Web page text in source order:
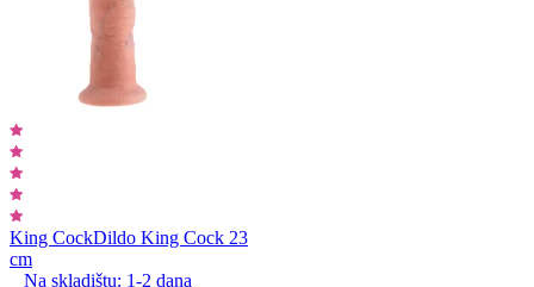
King CockDildo King Cock 23
cm
Na skladištu: 1-2 dana